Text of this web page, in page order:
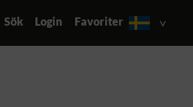
Sök Login Favoriter